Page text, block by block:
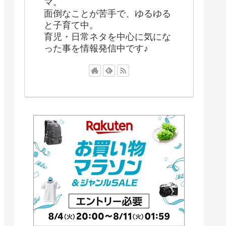
マ。
面倒なことが苦手で、ゆるゆる
と子育て中。
育児・日常ネタを中心に気にな
った事を情報発信中です♪